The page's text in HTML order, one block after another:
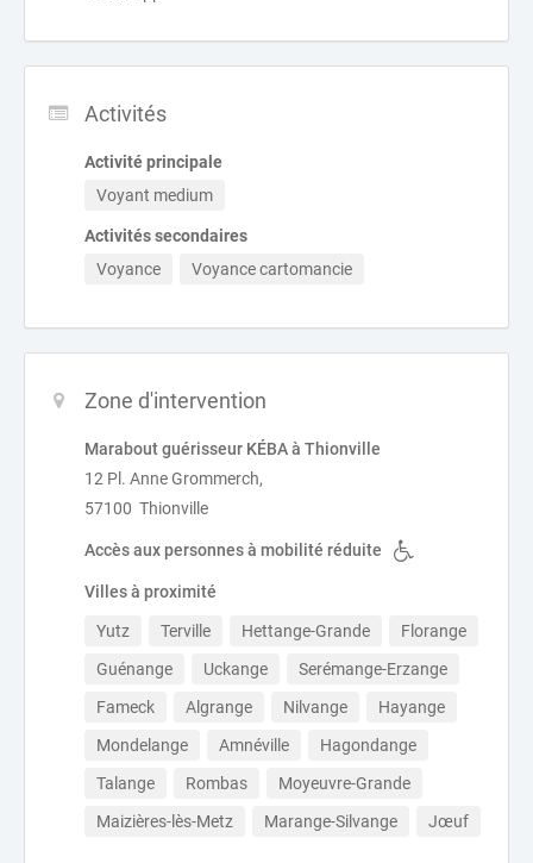
Activités
Activité principale
Voyant medium
Activités secondaires
Voyance
Voyance cartomancie
Zone d'intervention
Marabout guérisseur KÉBA à Thionville
12 Pl. Anne Grommerch,
57100 Thionville
Accès aux personnes à mobilité réduite
Villes à proximité
Yutz Terville Hettange-Grande
Florange
Guénange
Uckange
Serémange-Erzange
Fameck
Algrange Nilvange
Hayange
Mondelange
Amnéville
Hagondange
Talange
Rombas
Moyeuvre-Grande
Maizières-lès-Metz
Marange-Silvange Jœuf